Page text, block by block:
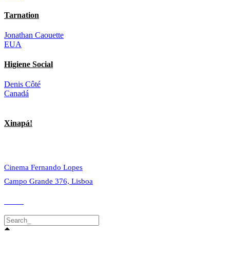
Tarnation
Jonathan Caouette
EUA
Higiene Social
Denis Côté
Canadá
Xinapá!
Cinema Fernando Lopes
Campo Grande 376, Lisboa